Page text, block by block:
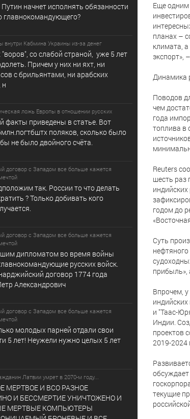
начнет исполнять обязанности
главнокомандующего?
внутри Кабмина Украины из-за денег
"воров", со слабой страной, уже 5 лет
Причем у них ни яхт, ни
с брильянтами, ни арабских
н
ложь Европы в отношении русских
факты приведены в статье. Вот
поляков, сколько было
не было двойного счёта.
договор с Западом все больше кажется
так. России то что делать
? Только добивать кого
договор с Западом все больше кажется
дипломатом во время войны
русских войск.
договор 1774 года
Александрович
договор с Западом все больше кажется
молодых парней отдали свои
5 лет! Неужели нужно целых 5 лет
Латвии умрет в 2070-м году...
МЕРТВОЕ И ВСО РАЗНОЕ
И БЕССМЕРТИЕ УНИЧТОЖЕНО И
МЕРТВЫЕ КОМПЬЮТЕРЫ
Еще одним
планах –
климата,
экспорт»,
Динамика
Поводов
чем
года
топлива в
Reuters
шесть раз
годом до
Суть
Впрочем,
и "Таас-
Индии.
проектов
2019-2024
текущие